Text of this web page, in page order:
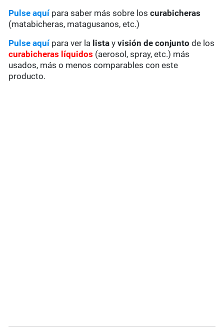
Pulse aquípara saber más sobre loscurabicheras
(matabicheras, matagusanos, etc.)
Pulse aquí para ver la lista yvisión de conjunto de los
curabicheras líquidos (aerosol, spray, etc.) más
usados, más o menos comparables con este
producto.